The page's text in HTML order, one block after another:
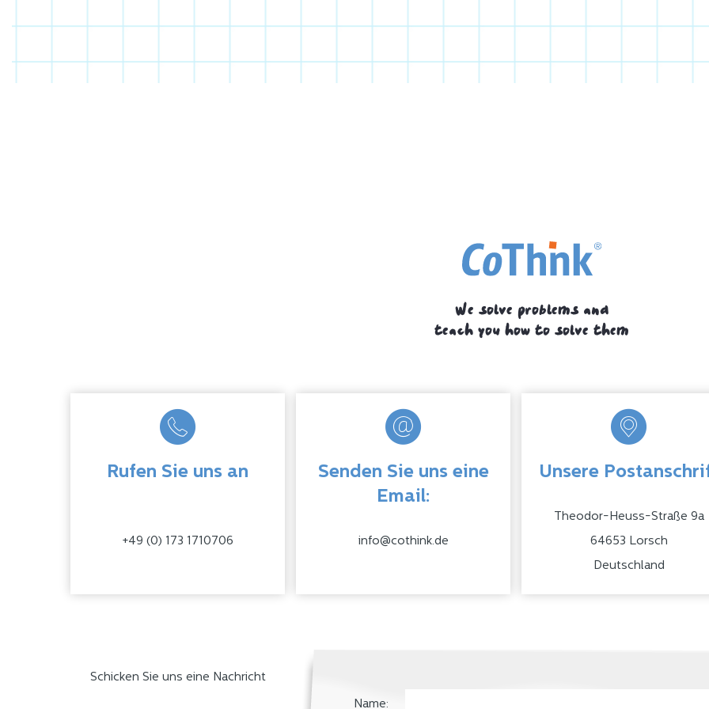
We solve problems and
teach you how to solve them
Rufen Sie uns an
+49 (0) 173 1710706
Senden Sie uns eine
Email:
info@cothink.de
Unsere
Theodor-Heuss-Straße 9a
64653 Lorsch
Deutschland
Schicken Sie uns eine Nachricht
Name: